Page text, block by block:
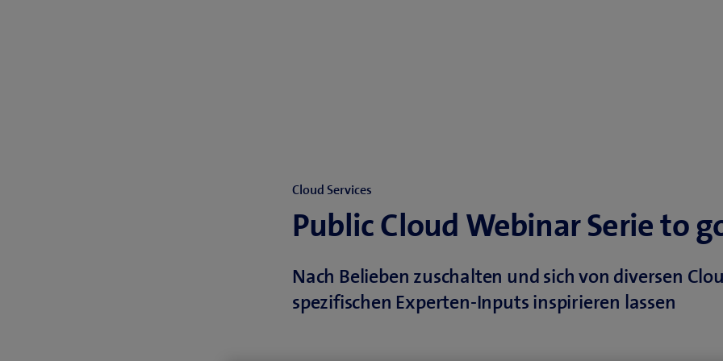
Cloud Services
Public Cloud Webinar Serie to
Nach Belieben zuschalten und sich von diversen
spezifischen Experten-Inputs inspirieren lassen